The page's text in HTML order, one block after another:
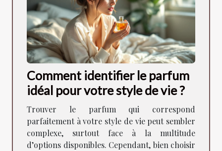
Comment identifier le parfum
idéal pour votre style de vie ?
Trouver le parfum qui correspond
parfaitement à votre style de vie peut sembler
complexe, surtout face à la multitude
d’options disponibles. Cependant, bien choisir